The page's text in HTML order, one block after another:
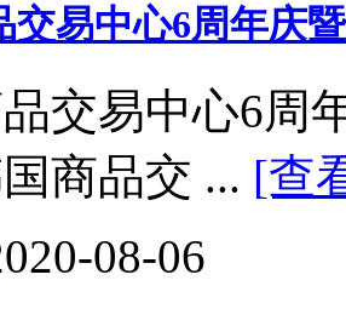
交易中心6周年庆
交易中心6周
商品交 ... [查
08-06